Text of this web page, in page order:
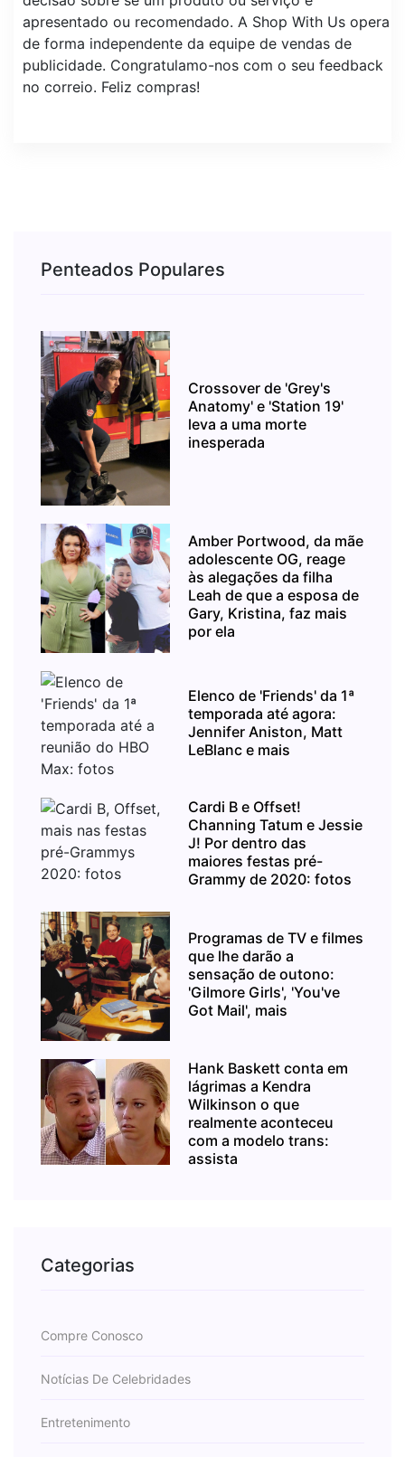
apresentado ou recomendado. A Shop With Us opera
de forma independente da equipe de vendas de
publicidade. Congratulamo-nos com o seu feedback
no correio. Feliz compras!
Penteados Populares
Crossover de 'Grey's
Anatomy' e 'Station 19'
leva a uma morte
inesperada
Amber Portwood, da mãe
adolescente OG, reage
às alegações da filha
Leah de que a esposa de
Gary, Kristina, faz mais
por ela
Elenco de 'Friends' da 1ª
temporada até agora:
Jennifer Aniston, Matt
LeBlanc e mais
Cardi B e Offset!
Channing Tatum e Jessie
J! Por dentro das
maiores festas pré-
Grammy de 2020: fotos
Programas de TV e filmes
que lhe darão a
sensação de outono:
'Gilmore Girls', 'You've
Got Mail', mais
Hank Baskett conta em
lágrimas a Kendra
Wilkinson o que
realmente aconteceu
com a modelo trans:
assista
Categorias
Compre Conosco
Notícias De Celebridades
Entretenimento